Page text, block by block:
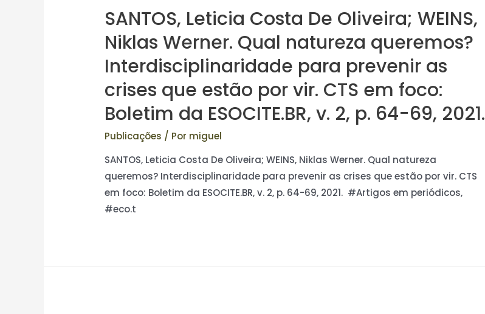
SANTOS, Leticia Costa De Oliveira; WEINS,
Niklas Werner. Qual natureza queremos?
Interdisciplinaridade para prevenir as
crises que estão por vir. CTS em foco:
Boletim da ESOCITE.BR, v. 2, p. 64-69, 2021.
Publicações / Por miguel
SANTOS, Leticia Costa De Oliveira; WEINS, Niklas Werner. Qual natureza
queremos? Interdisciplinaridade para prevenir as crises que estão por vir. CTS
em foco: Boletim da ESOCITE.BR, v. 2, p. 64-69, 2021. #Artigos em periódicos,
#eco.t